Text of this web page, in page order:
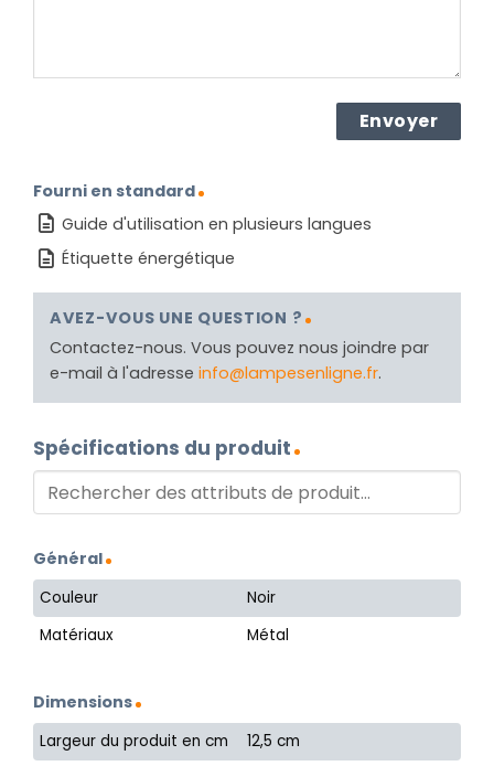
Fourni en standard
Guide d'utilisation en plusieurs langues
Étiquette énergétique
AVEZ-VOUS UNE QUESTION ?
Contactez-nous. Vous pouvez nous joindre par
e-mail à l'adresse info@lampesenligne.fr.
Spécifications du produit
Général
Couleur
Noir
Matériaux
Métal
Dimensions
Largeur du produit en cm
12,5 cm